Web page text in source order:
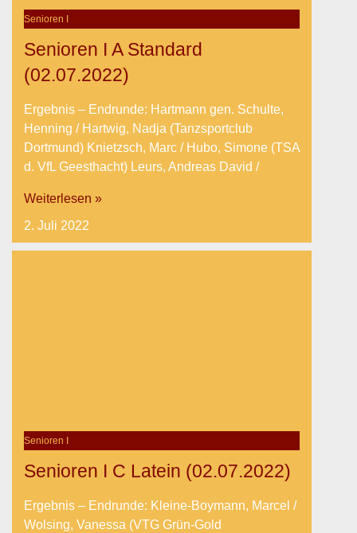
Senioren I
Senioren I A Standard
(02.07.2022)
Ergebnis – Endrunde: Hartmann gen. Schulte,
Henning / Hartwig, Nadja (Tanzsportclub
Dortmund) Knietzsch, Marc / Hubo, Simone (TSA
d. VfL Geesthacht) Leurs, Andreas David /
Weiterlesen »
2. Juli 2022
Senioren I
Senioren I C Latein (02.07.2022)
Ergebnis – Endrunde: Kleine-Boymann, Marcel /
Wolsing, Vanessa (VTG Grün-Gold